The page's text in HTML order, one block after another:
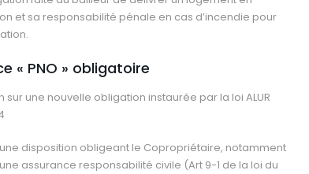
et sa responsabilité pénale en cas d’incendie pour
« PNO » obligatoire
sur une nouvelle obligation instaurée par la loi ALUR
disposition obligeant le Copropriétaire, notamment
assurance responsabilité civile (Art 9-1 de la loi du